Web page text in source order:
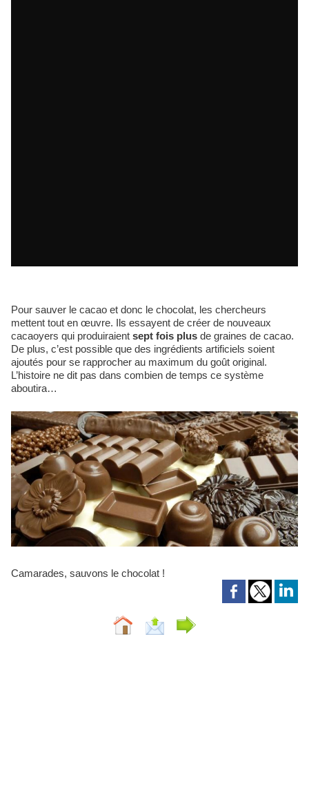
Pour sauver le cacao et donc le chocolat, les chercheurs
mettent tout en œuvre. Ils essayent de créer de nouveaux
cacaoyers qui produiraient sept fois plus de graines de cacao.
De plus, c’est possible que des ingrédients artificiels soient
ajoutés pour se rapprocher au maximum du goût original.
L’histoire ne dit pas dans combien de temps ce système
aboutira…
Camarades, sauvons le chocolat !